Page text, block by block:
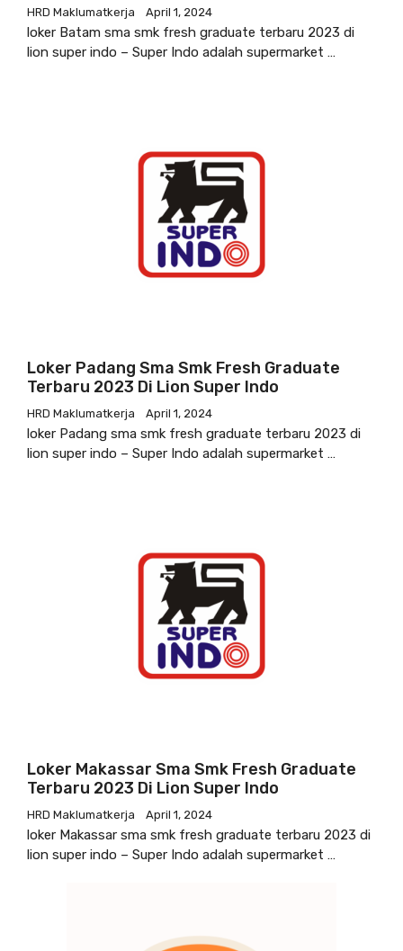
HRD Maklumatkerja April 1, 2024
loker Batam sma smk fresh graduate terbaru 2023 di
lion super indo – Super Indo adalah supermarket …
Loker Padang Sma Smk Fresh Graduate
Terbaru 2023 Di Lion Super Indo
HRD Maklumatkerja April 1, 2024
loker Padang sma smk fresh graduate terbaru 2023 di
lion super indo – Super Indo adalah supermarket …
Loker Makassar Sma Smk Fresh Graduate
Terbaru 2023 Di Lion Super Indo
HRD Maklumatkerja April 1, 2024
loker Makassar sma smk fresh graduate terbaru 2023 di
lion super indo – Super Indo adalah supermarket …